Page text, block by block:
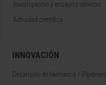
Investigación y ensayos clínicos
Actividad científica
INNOVACIÓN
Desarrollo de fármacos / Pipelines